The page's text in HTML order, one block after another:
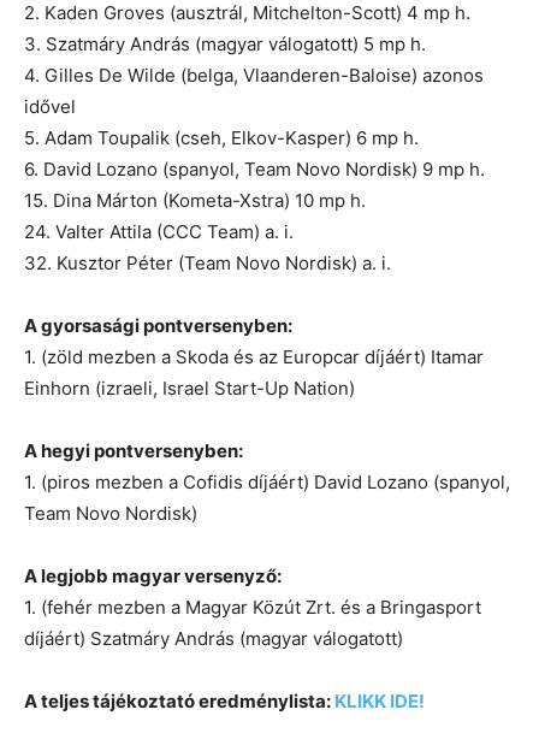
2. Kaden Groves (ausztrál, Mitchelton-Scott) 4 mp h.
3. Szatmáry András (magyar válogatott) 5 mp h.
4. Gilles De Wilde (belga, Vlaanderen-Baloise) azonos
idővel
5. Adam Toupalik (cseh, Elkov-Kasper) 6 mp h.
6. David Lozano (spanyol, Team Novo Nordisk) 9 mp h.
15. Dina Márton (Kometa-Xstra) 10 mp h.
24. Valter Attila (CCC Team) a. i.
32. Kusztor Péter (Team Novo Nordisk) a. i.
A gyorsasági pontversenyben:
1. (zöld mezben a Skoda és az Europcar díjáért) Itamar
Einhorn (izraeli, Israel Start-Up Nation)
A hegyi pontversenyben:
1. (piros mezben a Cofidis díjáért) David Lozano (spanyol,
Team Novo Nordisk)
A legjobb magyar versenyző:
1. (fehér mezben a Magyar Közút Zrt. és a Bringasport
díjáért) Szatmáry András (magyar válogatott)
A teljes tájékoztató eredménylista: KLIKK IDE!